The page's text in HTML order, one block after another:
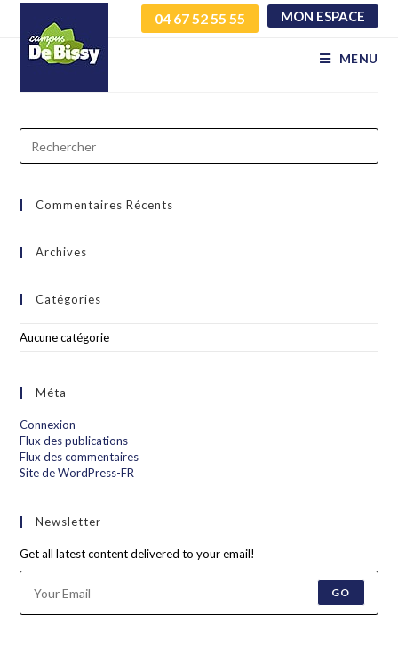
04 67 52 55 55 MON ESPACE
MENU
gtdrmtnwzq lzhvmnxmek
Commentaires Récents
Archives
Catégories
Aucune catégorie
Méta
Connexion
Flux des publications
Flux des commentaires
Site de WordPress-FR
Newsletter
Get all latest content delivered to your email!
GO